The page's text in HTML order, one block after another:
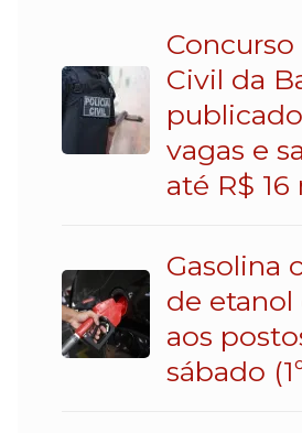
Concurso
Civil da
vagas e
até R$ 16
Gasolina
de etanol
aos
sábado